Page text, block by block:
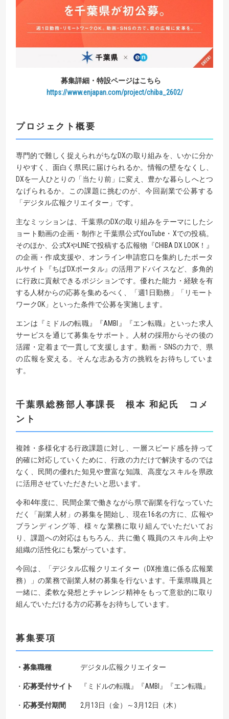
募集詳細・特設ページはこちら
https://www.enjapan.com/project/chiba_2602/
プロジェクト概要
専門的で難しく捉えられがちなDXの取り組みを、いかに分か
りやすく、面白く県民に届けられるか。情報の壁をなくし、
DXを一人ひとりの「当たり前」に変え、豊かな暮らしへとつ
なげられるか。この課題に挑むのが、今回副業で公募する
「デジタル広報クリエイター」です。
主なミッションは、千葉県のDXの取り組みをテーマにしたシ
ョート動画の企画・制作と千葉県公式YouTube・Xでの投稿。
そのほか、公式XやLINEで投稿する広報物『CHIBA DX LOOK！』
の企画・作成支援や、オンライン申請窓口を集約したポータ
ルサイト『ちばDXポータル』の活用アドバイスなど、多角的
に行政に貢献できるポジションです。優れた能力・経験を有
する人材からの応募を集めるべく、「週1日勤務」「リモート
ワークOK」といった条件で公募を実施します。
エンは『ミドルの転職』『AMBI』『エン転職』といった求人
サービスを通じて募集をサポート。人材の採用からその後の
活躍・定着まで一貫して支援します。動画・SNSの力で、県
の広報を変える。そんな志ある方の挑戦をお待ちしていま
す。
千葉県総務部人事課長 根本 和紀氏 コメ
ント
複雑・多様化する行政課題に対し、一層スピード感を持って
的確に対応していくために、行政の力だけで解決するのでは
なく、民間の優れた知見や豊富な知識、高度なスキルを県政
に活用させていただきたいと思います。
令和4年度に、民間企業で働きながら県で副業を行なっていた
だく「副業人材」の募集を開始し、現在16名の方に、広報や
ブランディング等、様々な業務に取り組んでいただいてお
り、課題への対応はもちろん、共に働く職員のスキル向上や
組織の活性化にも繋がっています。
今回は、「デジタル広報クリエイター（DX推進に係る広報業
務）」の業務で副業人材の募集を行ないます。千葉県職員と
一緒に、柔軟な発想とチャレンジ精神をもって意欲的に取り
組んでいただける方の応募をお待ちしています。
募集要項
・募集職種 デジタル広報クリエイター
・ 応募受付サイト 『ミドルの転職』『AMBI』『エン転職』
・ 応募受付期間 2月13日（金）～3月12日（木）